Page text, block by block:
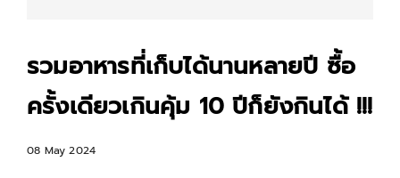
รวมอาหารที่เก็บได้นานหลายปี ซื้อ
ครั้งเดียวเกินคุ้ม 10 ปีก็ยังกินได้ !!!
08 May 2024